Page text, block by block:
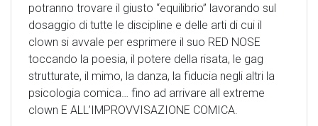
potranno trovare il giusto “equilibrio” lavorando sul
dosaggio di tutte le discipline e delle arti di cui il
clown si avvale per esprimere il suo RED NOSE
toccando la poesia, il potere della risata, le gag
strutturate, il mimo, la danza, la fiducia negli altri la
psicologia comica… fino ad arrivare all extreme
clown E ALL’IMPROVVISAZIONE COMICA.